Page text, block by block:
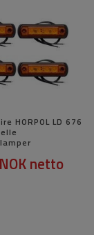
HORPOL LD 676
netto